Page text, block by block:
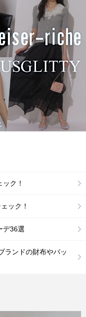
ク！
ック！
デ36選
ランドの財布やバッ